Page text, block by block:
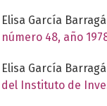
Elisa García
número 48, año
Elisa García
del Instituto de